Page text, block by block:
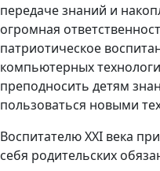
передаче знаний и
огромная
патриотическое
компьютерных
преподносить детям
пользоваться новыми
Воспитателю XXI века
себя родительских